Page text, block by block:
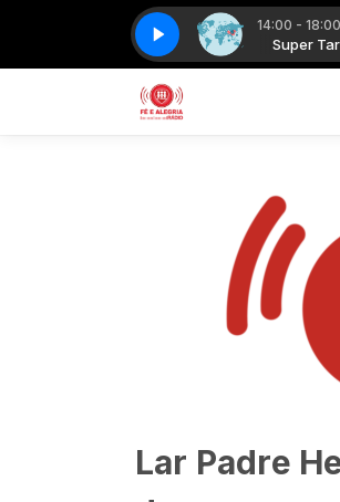
14:00 - 18:00
Super Tarde Super Tarde
Coronavírus - Spot 08 Coronavírus -
Lar Padre